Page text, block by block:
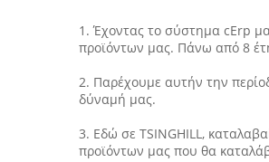
1. Έχοντας το σύστημα cErp
προϊόντων μας. Πάνω από 8
2. Παρέχουμε αυτήν την
δύναμή μας.
3. Εδώ σε TSINGHILL,
προϊόντων μας που θα